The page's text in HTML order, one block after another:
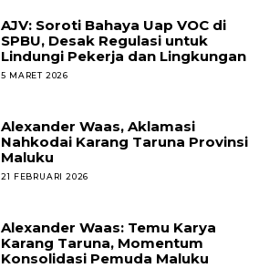
AJV: Soroti Bahaya Uap VOC di
SPBU, Desak Regulasi untuk
Lindungi Pekerja dan Lingkungan
5 MARET 2026
Alexander Waas, Aklamasi
Nahkodai Karang Taruna Provinsi
Maluku
21 FEBRUARI 2026
Alexander Waas: Temu Karya
Karang Taruna, Momentum
Konsolidasi Pemuda Maluku